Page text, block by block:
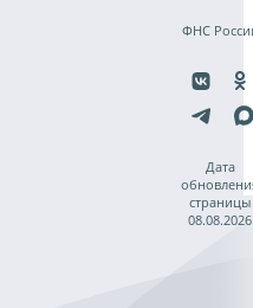
ФНС
Дата
страницы
08.08.2026